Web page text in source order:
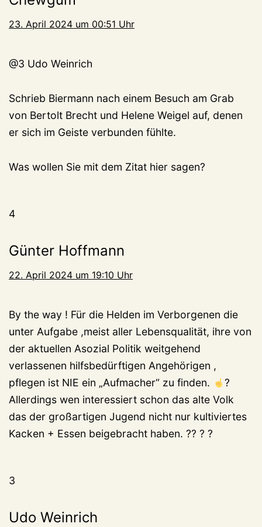
23. April 2024 um 00:51 Uhr
@3 Udo Weinrich
Schrieb Biermann nach einem Besuch am Grab
von Bertolt Brecht und Helene Weigel auf, denen
er sich im Geiste verbunden fühlte.
Was wollen Sie mit dem Zitat hier sagen?
4
Günter Hoffmann
22. April 2024 um 19:10 Uhr
By the way ! Für die Helden im Verborgenen die
unter Aufgabe ,meist aller Lebensqualität, ihre von
der aktuellen Asozial Politik weitgehend
verlassenen hilfsbedürftigen Angehörigen ,
pflegen ist NIE ein „Aufmacher“ zu finden.
?
Allerdings wen interessiert schon das alte Volk
das der großartigen Jugend nicht nur kultiviertes
Kacken + Essen beigebracht haben. ?? ? ?
3
Udo Weinrich